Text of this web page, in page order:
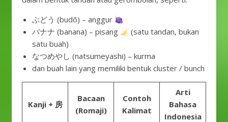
ぶどう (budō) – anggur
バナナ (banana) – pisang
(satu tandan, bukan
satu buah)
なつめやし (natsumeyashi) – kurma
dan buah lain yang memiliki bentuk cluster / bunch
Kanji + 房
Bacaan
(Romaji)
Contoh
Kalimat
Arti
Bahasa
Indonesia